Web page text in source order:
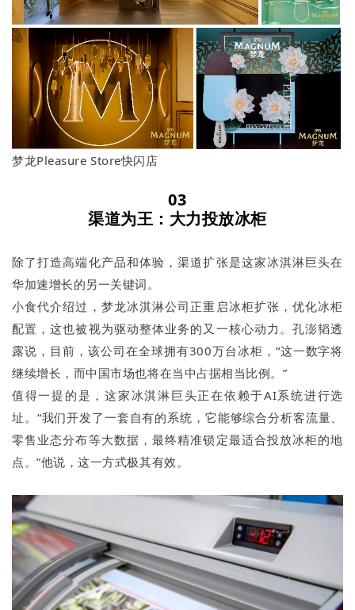
梦龙Pleasure Store快闪店
03
渠道为王：大力投放冰柜
除了打造高端化产品和体验，渠道扩张是这家冰淇淋巨头在
华加速增长的另一关键词。
小食代介绍过，梦龙冰淇淋公司正重启冰柜扩张，优化冰柜
配置，这也被视为驱动整体业务的又一核心动力。孔澎韬透
露说，目前，该公司在全球拥有300万台冰柜，“这一数字将
继续增长，而中国市场也将在当中占据相当比例。”
值得一提的是，这家冰淇淋巨头正在依赖于AI系统进行选
址。“我们开发了一套自有的系统，它能够综合分析客流量、
零售业态分布等大数据，最终精准锁定最适合投放冰柜的地
点。”他说，这一方式极其有效。